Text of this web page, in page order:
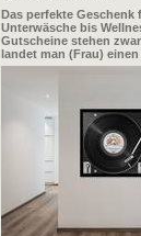
Das perfekte
Unterwäsche bis
Gutscheine stehen
landet man (Frau)